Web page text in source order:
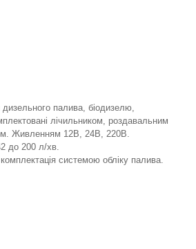
палива, біодизелю,
лічильником, роздавальним
Живленням 12В, 24В, 220В.
до 200 л/хв.
системою обліку палива.